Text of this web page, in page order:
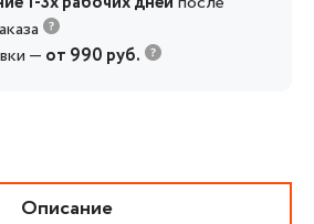
— от 990 руб.
Описание